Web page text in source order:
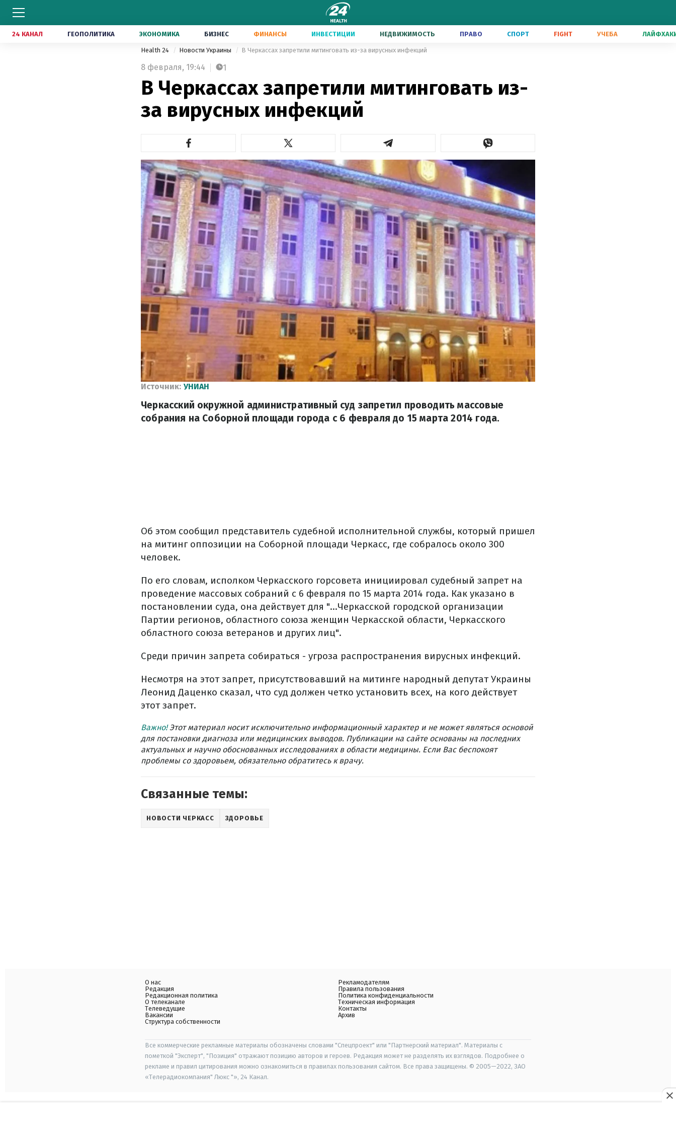
24 КАНАЛ ГЕОПОЛИТИКА ЭКОНОМИКА БИЗНЕС ФИНАНСЫ ИНВЕСТИЦИИ НЕДВИЖИМОСТЬ ПРАВО СПОРТ FIGHT УЧЕБА
Health 24 Новости Украины В Черкассах запретили митинговать из-за вирусных инфекций
8 февраля, 19:44 1
В Черкассах запретили митинговать из-
за вирусных инфекций
Источник: УНИАН
Черкасский окружной административный суд запретил проводить массовые
собрания на Соборной площади города с 6 февраля до 15 марта 2014 года.
Об этом сообщил представитель судебной исполнительной службы, который пришел
на митинг оппозиции на Соборной площади Черкасс, где собралось около 300
человек.
По его словам, исполком Черкасского горсовета инициировал судебный запрет на
проведение массовых собраний с 6 февраля по 15 марта 2014 года. Как указано в
постановлении суда, она действует для "...Черкасской городской организации
Партии регионов, областного союза женщин Черкасской области, Черкасского
областного союза ветеранов и других лиц".
Среди причин запрета собираться - угроза распространения вирусных инфекций.
Несмотря на этот запрет, присутствовавший на митинге народный депутат Украины
Леонид Даценко сказал, что суд должен четко установить всех, на кого действует
этот запрет.
Важно!Этот материал носит исключительно информационный характер и не может являться основой
для постановки диагноза или медицинских выводов. Публикации на сайте основаны на последних
актуальных и научно обоснованных исследованиях в области медицины. Если Вас беспокоят
проблемы со здоровьем, обязательно обратитесь к врачу.
Связанные темы:
НОВОСТИ ЧЕРКАСС ЗДОРОВЬЕ
О нас
Редакция
Редакционная политика
О телеканале
Телеведущие
Вакансии
Структура собственности
Рекламодателям
Правила пользования
Политика конфиденциальности
Техническая информация
Контакты
Архив
Все коммерческие рекламные материалы обозначены словами "Спецпроект" или "Партнерский материал". Материалы с
пометкой "Эксперт", "Позиция" отражают позицию авторов и героев. Редакция может не разделять их взглядов. Подробнее о
рекламе и правил цитирования можно ознакомиться в правилах пользования сайтом. Все права защищены. © 2005—2022, ЗАО
«Телерадиокомпания" Люкс "», 24 Канал.